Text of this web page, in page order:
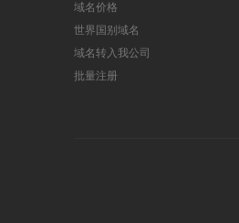
域名价格
世界国别域名
域名转入我公司
批量注册